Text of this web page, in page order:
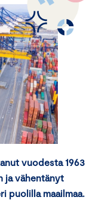
vuodesta 1963
ja vähentänyt
puolilla maailmaa.